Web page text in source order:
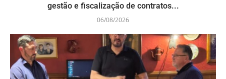
gestão e fiscalização de contratos...
06/08/2026